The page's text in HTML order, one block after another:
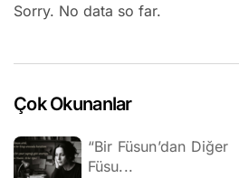
Sorry. No data so far.
Çok Okunanlar
“Bir Füsun’dan Diğer
Füsu...